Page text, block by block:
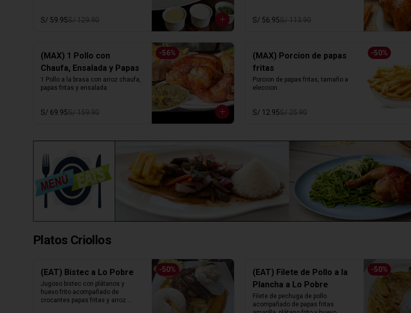
S/ 59.95S/ 129.90 S/ 56.95S/ 113.90
-56%
(MAX) 1 Pollo con
Chaufa, Ensalada y Papas
1 Pollo a la brasa con arroz chaufa,
papas fritas y ensalada.
S/ 69.95S/ 159.90
-50%
(MAX) Porcion de papas
fritas
Porcion de papas fritas, tamaño a
eleccion.
S/ 12.95S/ 25.90
Platos Criollos
-50%
(EAT) Bistec a Lo Pobre
Jugoso bistec con plátanos y
huevo frito acompañado de
crocantes papas fritas y arroz
-50%
(EAT) Filete de Pollo a la
Plancha a Lo Pobre
Filete de pechuga de pollo
acompañado de papas fritas